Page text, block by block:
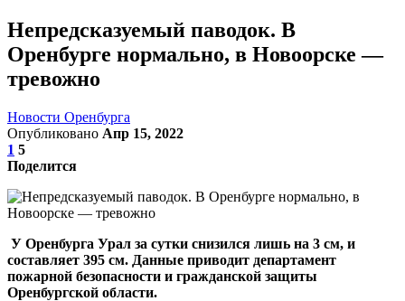
Непредсказуемый паводок. В
Оренбурге нормально, в Новоорске —
тревожно
Новости Оренбурга
Опубликовано Апр 15, 2022
1 5
Поделится
У Оренбурга Урал за сутки снизился лишь на 3 см, и
составляет 395 см. Данные приводит департамент
пожарной безопасности и гражданской защиты
Оренбургской области.